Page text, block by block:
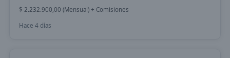
$ 2.232.900,00 (Mensual) + Comisiones
Hace 4 días